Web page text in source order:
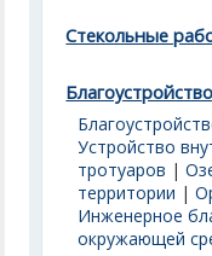
Стекольные
Устройство
тротуаров |
территории |
Инженерное
окружающей